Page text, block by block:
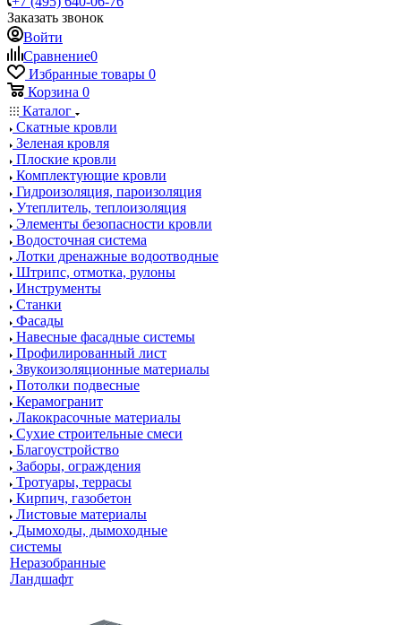
Заказать звонок
Войти
Сравнение0
Избранные товары 0
Корзина 0
Каталог
Скатные кровли
Зеленая кровля
Плоские кровли
Комплектующие кровли
Гидроизоляция, пароизоляция
Утеплитель, теплоизоляция
Элементы безопасности кровли
Водосточная система
Лотки дренажные водоотводные
Штрипс, отмотка, рулоны
Инструменты
Станки
Фасады
Навесные фасадные системы
Профилированный лист
Звукоизоляционные материалы
Потолки подвесные
Керамогранит
Лакокрасочные материалы
Сухие строительные смеси
Благоустройство
Заборы, ограждения
Тротуары, террасы
Кирпич, газобетон
Листовые материалы
Дымоходы, дымоходные
системы
Неразобранные
Ландшафт